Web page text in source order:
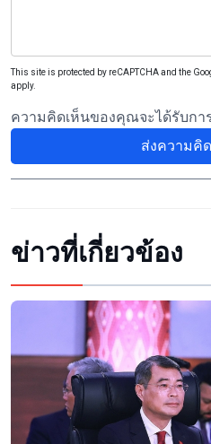
This site is protected by reCAPTCHA and the
apply.
ความคิดเห็นของคุณจะได้รับกา
ส่งความคิ
ข่าวที่เกี่ยวข้อง